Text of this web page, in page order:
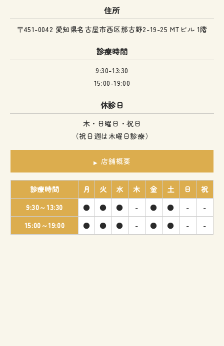
住所
〒451-0042 愛知県名古屋市西区那古野2-19-25 MTビル 1階
診療時間
9:30-13:30
15:00-19:00
休診日
木・日曜日・祝日
（祝日週は木曜日診療）
店舗概要
診療時間 月 火 水 木 金 土 日
祝
9:30～13:30
● ● ● - ● ● -
-
15:00～19:00
● ● ● - ● ● - -